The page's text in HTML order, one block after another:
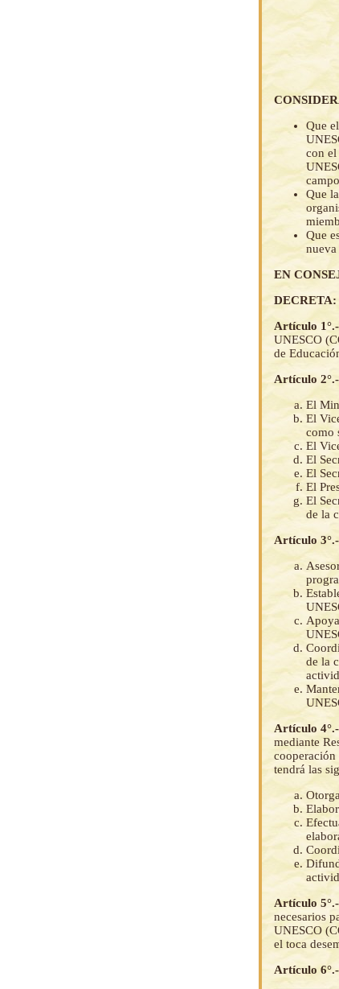
Que
con el
Que
Que
EN
DECRETA:
Artículo
UNESCO
de
Artículo 2°.-
El
El
como
El
El
El
El
El
de la
Artículo
de la
Artículo
mediante
tendrá las
Artículo
necesarios
UNESCO
el toca
Artículo 6°.-